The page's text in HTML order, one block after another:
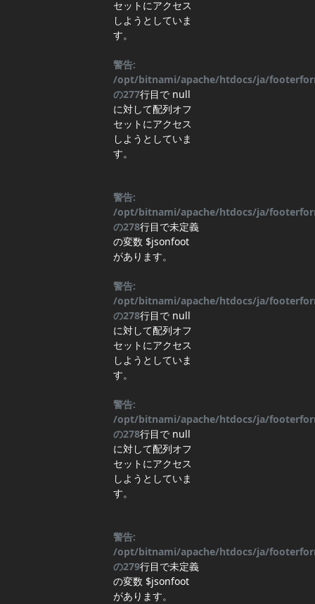
セットにアクセス
しようとしていま
す。
警告:
/opt/bitnami/apache/htdocs/ja/
の277行目で null
に対して配列オフ
セットにアクセス
しようとしていま
す。
警告:
/opt/bitnami/apache/htdocs/ja/
の278行目で未定義
の変数 $jsonfoot
があります。
警告:
/opt/bitnami/apache/htdocs/ja/
の278行目で null
に対して配列オフ
セットにアクセス
しようとしていま
す。
警告:
/opt/bitnami/apache/htdocs/ja/
の278行目で null
に対して配列オフ
セットにアクセス
しようとしていま
す。
警告:
/opt/bitnami/apache/htdocs/ja/
の279行目で未定義
の変数 $jsonfoot
があります。